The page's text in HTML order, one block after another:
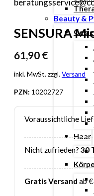
Beauty &
Haar
SENSURA
61,90 €
inkl. MwSt. zzgl.Versand
PZN: 10202727
Voraussichtliche
Nicht zufrieden? 30
Gratis Versand ab